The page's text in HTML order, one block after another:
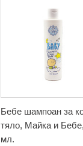
Бебе шампоан за
тяло, Майка и
мл.